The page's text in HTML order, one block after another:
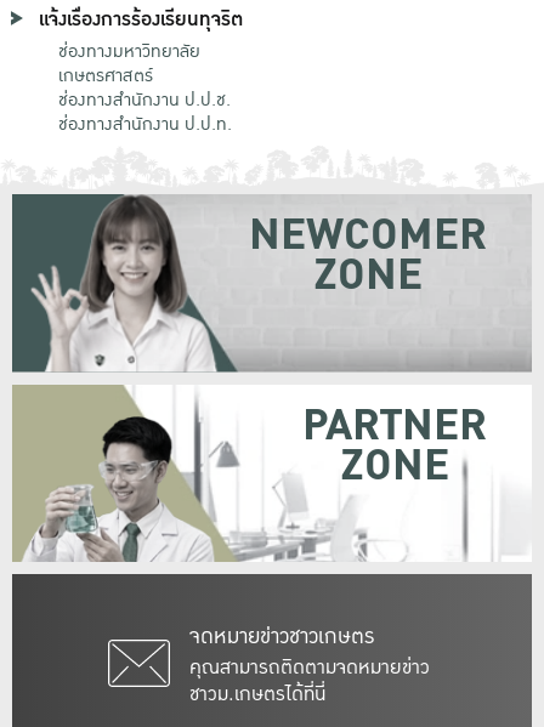
แจ้งเรื่องการร้องเรียนทุจริต
ช่องทางมหาวิทยาลัย
เกษตรศาสตร์
ช่องทางสำนักงาน ป.ป.ช.
ช่องทางสำนักงาน ป.ป.ท.
จดหมายข่าวชาวเกษตร
คุณสามารถติดตามจดหมายข่าว
ชาวม.เกษตรได้ที่นี่
NEWCOMER
ZONE
PARTNER
ZONE